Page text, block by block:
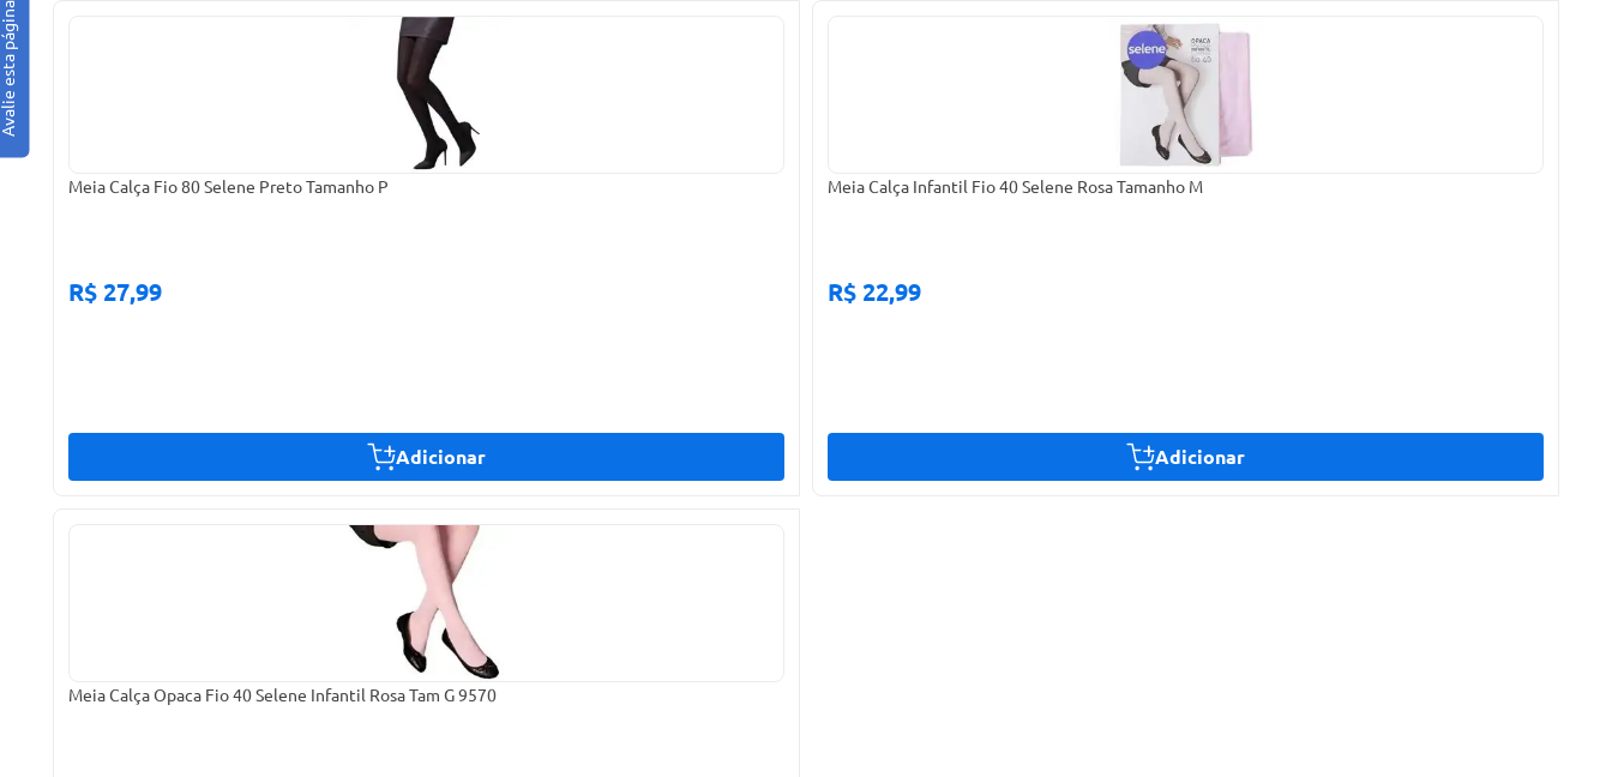
Meia Calça Fio 80 Selene Preto Tamanho P
R$ 27,99
Adicionar
Meia Calça Infantil Fio 40 Selene Rosa Tamanho M
R$ 22,99
Adicionar
Meia Calça Opaca Fio 40 Selene Infantil Rosa Tam G 9570